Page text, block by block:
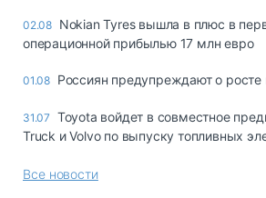
02.08 Nokian Tyres вышла в плюс в
операционной прибылью 17 млн евро
01.08 Россиян предупреждают о
31.07 Toyota войдет в совместное
Truck и Volvo по выпуску топливных
Все новости